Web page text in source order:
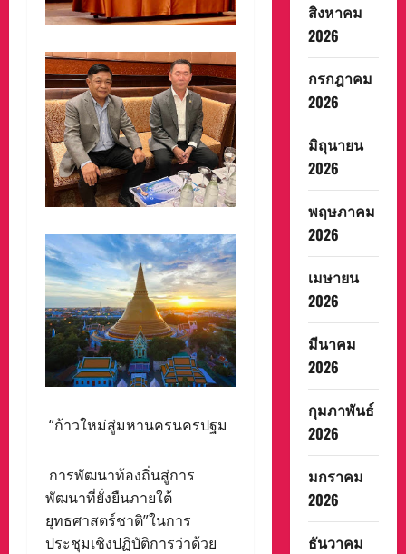
“ก้าวใหม่สู่มหานครนครปฐม
การพัฒนาท้องถิ่นสู่การ
พัฒนาที่ยั่งยืนภายใต้
ยุทธศาสตร์ชาติ”ในการ
ประชุมเชิงปฏิบัติการว่าด้วย
สิงหาคม
2026
กรกฎาคม
2026
มิถุนายน
2026
พฤษภาคม
2026
เมษายน
2026
มีนาคม
2026
กุมภาพันธ์
2026
มกราคม
2026
ธันวาคม